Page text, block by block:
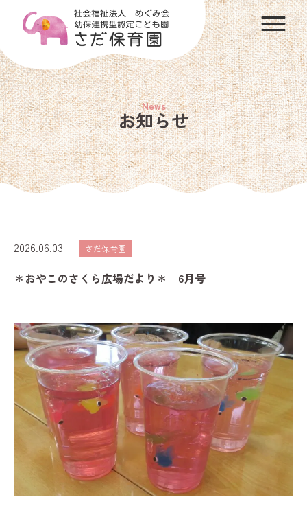
お知らせ
2026.06.03 さだ保育園
＊おやこのさくら広場だより＊ 6月号